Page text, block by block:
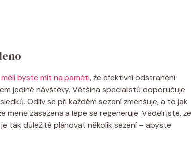
měli byste mít na paměti, že efektivní odstranění
jediné návštěvy. Většina specialistů doporučuje
Odliv se při každém sezení zmenšuje, a to jak
méně zasažena a lépe se regeneruje. Věděli jste, že
tak důležité plánovat několik sezení – abyste